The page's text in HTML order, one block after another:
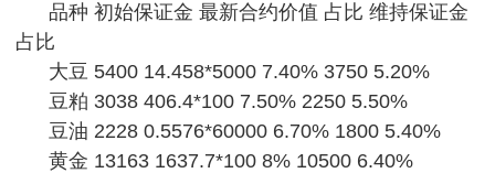
品种 初始保证金 最新合约价值 占比 维持保证金
占比
大豆 5400 14.458*5000 7.40% 3750 5.20%
豆粕 3038 406.4*100 7.50% 2250 5.50%
豆油 2228 0.5576*60000 6.70% 1800 5.40%
黄金 13163 1637.7*100 8% 10500 6.40%